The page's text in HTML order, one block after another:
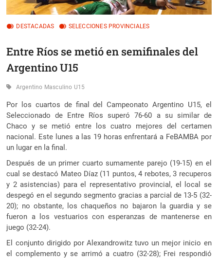
DESTACADAS SELECCIONES PROVINCIALES
Entre Ríos se metió en semifinales del
Argentino U15
Argentino Masculino U15
Por los cuartos de final del Campeonato Argentino U15, el
Seleccionado de Entre Ríos superó 76-60 a su similar de
Chaco y se metió entre los cuatro mejores del certamen
nacional. Este lunes a las 19 horas enfrentará a FeBAMBA por
un lugar en la final.
Después de un primer cuarto sumamente parejo (19-15) en el
cual se destacó Mateo Díaz (11 puntos, 4 rebotes, 3 recuperos
y 2 asistencias) para el representativo provincial, el local se
despegó en el segundo segmento gracias a parcial de 13-5 (32-
20); no obstante, los chaqueños no bajaron la guardia y se
fueron a los vestuarios con esperanzas de mantenerse en
juego (32-24).
El conjunto dirigido por Alexandrowitz tuvo un mejor inicio en
el complemento y se arrimó a cuatro (32-28); Frei respondió